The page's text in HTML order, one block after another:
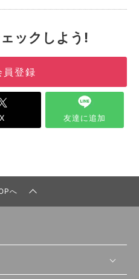
ックしよう!
員登録
X 友達に追加
へ